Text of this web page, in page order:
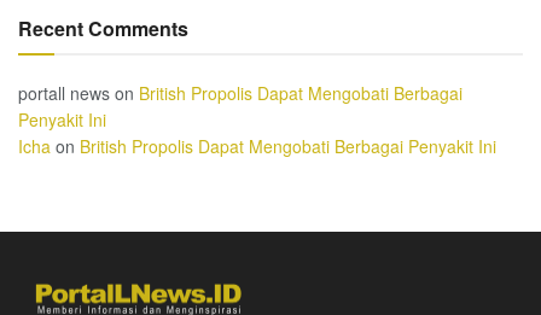
Recent Comments
portall news on British Propolis Dapat Mengobati Berbagai
Penyakit Ini
Icha on British Propolis Dapat Mengobati Berbagai Penyakit Ini